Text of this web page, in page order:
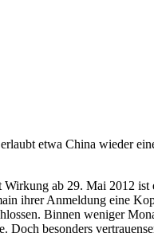
etwa China wieder
ab 29. Mai 2012 ist
ihrer Anmeldung eine
Binnen weniger
Doch besonders